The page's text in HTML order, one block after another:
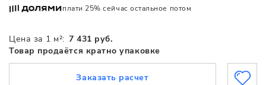
Цена за 1 м²: 7 431 руб.
Товар продаётся кратно упаковке
плати 25% сейчас остальное потом
Заказать расчет